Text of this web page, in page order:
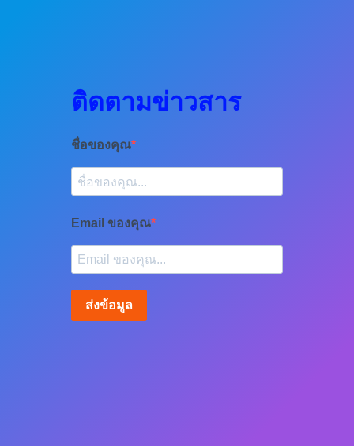
ติดตามข่าวสาร
ชื่อของคุณ
Email ของคุณ
ส่งข้อมูล